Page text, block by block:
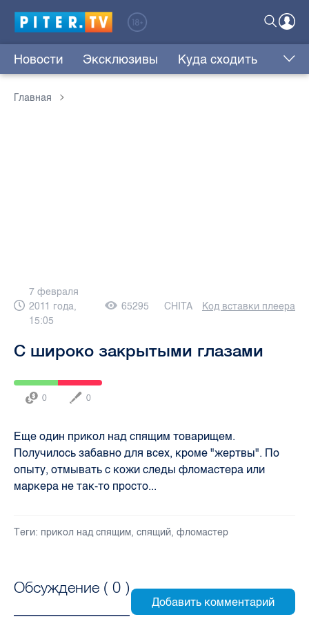
Новости Эксклюзивы Куда сходить
Главная
7 февраля
2011 года,
15:05
65295 CHITA Код вставки плеера
С широко закрытыми глазами
0 0
Еще один прикол над спящим товарищем.
Получилось забавно для всех, кроме "жертвы". По
опыту, отмывать с кожи следы фломастера или
маркера не так-то просто...
Теги: прикол над спящим, спящий, фломастер
Обсуждение ( 0 )